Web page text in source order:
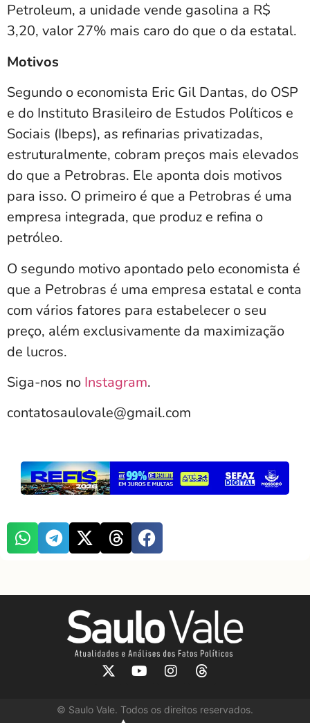
Petroleum, a unidade vende gasolina a R$
3,20, valor 27% mais caro do que o da estatal.
Motivos
Segundo o economista Eric Gil Dantas, do OSP
e do Instituto Brasileiro de Estudos Políticos e
Sociais (Ibeps), as refinarias privatizadas,
estruturalmente, cobram preços mais elevados
do que a Petrobras. Ele aponta dois motivos
para isso. O primeiro é que a Petrobras é uma
empresa integrada, que produz e refina o
petróleo.
O segundo motivo apontado pelo economista é
que a Petrobras é uma empresa estatal e conta
com vários fatores para estabelecer o seu
preço, além exclusivamente da maximização
de lucros.
Siga-nos no Instagram.
contatosaulovale@gmail.com
© Saulo Vale. Todos os direitos reservados.